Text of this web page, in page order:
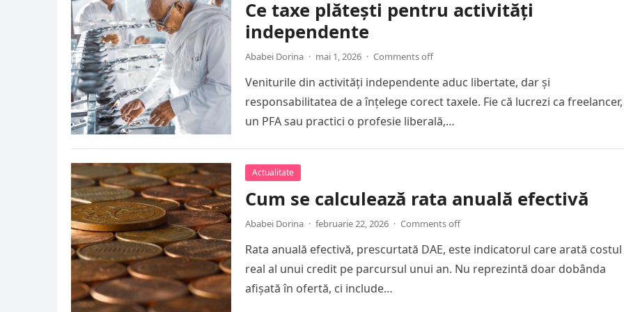
Ce taxe plătești pentru activități
independente
Ababei Dorina · mai 1, 2026 · Comments off
Veniturile din activități independente aduc libertate, dar și
responsabilitatea de a înțelege corect taxele. Fie că lucrezi ca
un PFA sau practici o profesie liberală,…
Actualitate
Cum se calculează rata anuală efectivă
Ababei Dorina · februarie 22, 2026 · Comments off
Rata anuală efectivă, prescurtată DAE, este indicatorul care arată costul
real al unui credit pe parcursul unui an. Nu reprezintă doar dobânda
afișată în ofertă, ci include…